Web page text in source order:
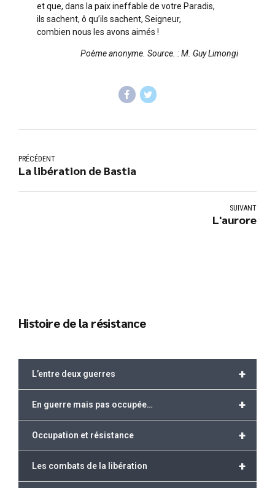
et que, dans la paix ineffable de votre Paradis,
ils sachent, ô qu’ils sachent, Seigneur,
combien nous les avons aimés !
Poème anonyme. Source. : M. Guy Limongi
PRÉCÉDENT
La libération de Bastia
SUIVANT
L'aurore
Histoire de la résistance
+
L’entre deux guerres
+
En guerre mais pas occupée…
+
Occupation et résistance
+
Les combats de la libération